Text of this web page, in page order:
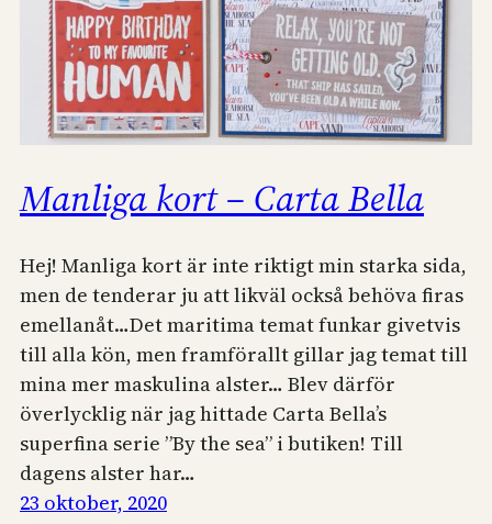
Manliga kort – Carta Bella
Hej! Manliga kort är inte riktigt min starka sida,
men de tenderar ju att likväl också behöva firas
emellanåt…Det maritima temat funkar givetvis
till alla kön, men framförallt gillar jag temat till
mina mer maskulina alster… Blev därför
överlycklig när jag hittade Carta Bella’s
superfina serie ”By the sea” i butiken! Till
dagens alster har…
23 oktober, 2020